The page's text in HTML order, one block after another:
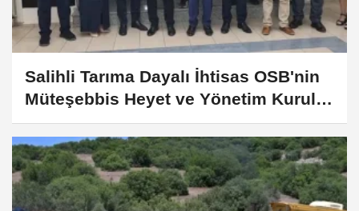
Salihli Tarıma Dayalı İhtisas OSB'nin
Müteşebbis Heyet ve Yönetim Kurulu
belirlendi